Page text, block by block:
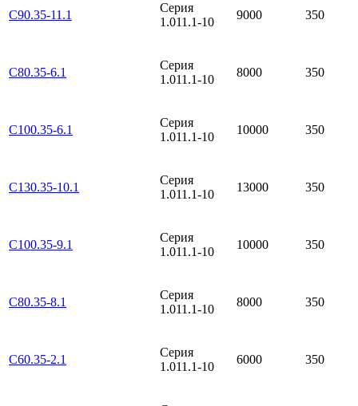
С90.35-11.1
Серия
1.011.1-10
9000 350
С80.35-6.1
Серия
1.011.1-10
8000 350
С100.35-6.1
Серия
1.011.1-10
10000 350
С130.35-10.1
Серия
1.011.1-10
13000 350
С100.35-9.1
Серия
1.011.1-10
10000 350
С80.35-8.1
Серия
1.011.1-10
8000 350
С60.35-2.1
Серия
1.011.1-10
6000 350